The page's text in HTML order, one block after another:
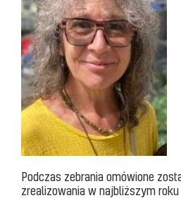
Podczas zebrania omówione
zrealizowania w najbliższym